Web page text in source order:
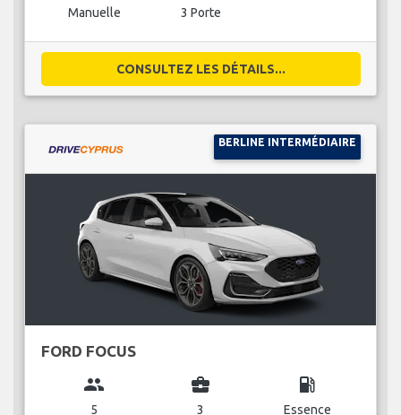
Manuelle 3 Porte
CONSULTEZ LES DÉTAILS...
BERLINE INTERMÉDIAIRE
FORD FOCUS
group
5
business_center
3
local_gas_station
Essence